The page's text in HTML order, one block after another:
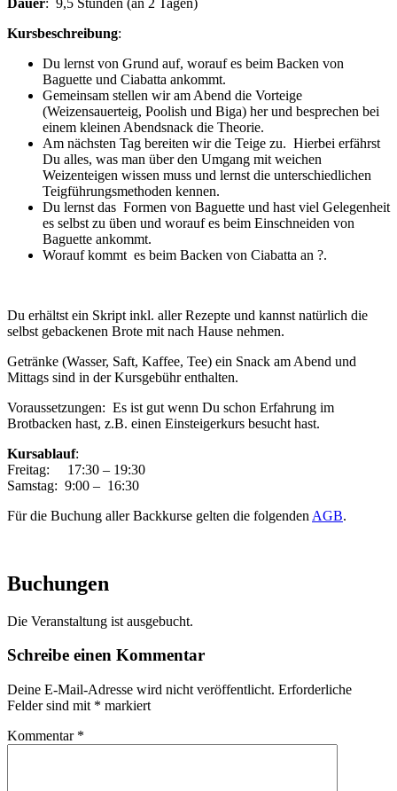
Kursbeschreibung:
Du lernst von Grund auf, worauf es beim Backen von
Baguette und Ciabatta ankommt.
Gemeinsam stellen wir am Abend die Vorteige
(Weizensauerteig, Poolish und Biga) her und besprechen bei
einem kleinen Abendsnack die Theorie.
Am nächsten Tag bereiten wir die Teige zu. Hierbei erfährst
Du alles, was man über den Umgang mit weichen
Weizenteigen wissen muss und lernst die unterschiedlichen
Teigführungsmethoden kennen.
Du lernst das Formen von Baguette und hast viel Gelegenheit
es selbst zu üben und worauf es beim Einschneiden von
Baguette ankommt.
Worauf kommt es beim Backen von Ciabatta an ?.
Du erhältst ein Skript inkl. aller Rezepte und kannst natürlich die
selbst gebackenen Brote mit nach Hause nehmen.
Getränke (Wasser, Saft, Kaffee, Tee) ein Snack am Abend und
Mittags sind in der Kursgebühr enthalten.
Voraussetzungen: Es ist gut wenn Du schon Erfahrung im
Brotbacken hast, z.B. einen Einsteigerkurs besucht hast.
Kursablauf:
Freitag: 17:30 – 19:30
Samstag: 9:00 – 16:30
Für die Buchung aller Backkurse gelten die folgenden AGB.
Buchungen
Die Veranstaltung ist ausgebucht.
Schreibe einen Kommentar
Deine E-Mail-Adresse wird nicht veröffentlicht. Erforderliche
Felder sind mit * markiert
Kommentar *